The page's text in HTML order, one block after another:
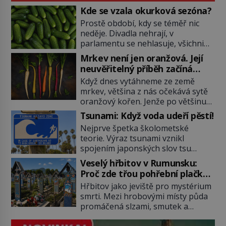
Kde se vzala okurková sezóna?
Prostě období, kdy se téměř nic
neděje. Divadla nehrají, v
parlamentu se nehlasuje, všichni
jsou na dovolené a média tak
nemají o čem mluvit a psát. A
vymýšlejí si proto témata, které
nikoho nezajímají. Proč je však ona
letní doba spojovaná zrovna s
okurkami? Okurkovou sezónu
známe už od poloviny 19. století,
ovšem jako Češi […]
Mrkev není jen oranžová. Její
neuvěřitelný příběh začíná
fialovou barvou
Když dnes vytáhneme ze země
mrkev, většina z nás očekává sytě
oranžový kořen. Jenže po většinu
své historie je mrkev všechno
možné, jen ne oranžová. Je fialová,
žlutá, bílá, někdy dokonce téměř
černá. Až díky stovkám let
pečlivého šlechtění se z ní stává
zelenina, bez které si českou
zahradu ani nedokážeme
představit. Její příběh je […]
Tsunami: Když voda udeří pěstí!
Nejprve špetka školometské
teorie. Výraz tsunami vznikl
spojením japonských slov tsu
(přístav) a nami (vlna). Jedná se o
dlouhou vlnu, která je na volném
moři takřka nepostřehnutelná.
Ačkoli je vlnová délka tsunami i 300
kilometrů, výška vlny na volném
moři je maximálně 1,5 metru.
Máme se podobné obří vlny obávat
Veselý hřbitov v Rumunsku:
Proč zde třou pohřební plačky
bídu s nouzí?
Hřbitov jako jeviště pro mystérium
smrti. Mezi hrobovými místy půda
promáčená slzami, smutek a